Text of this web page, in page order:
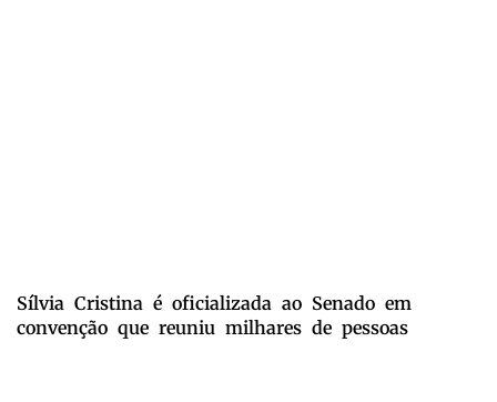
Sílvia Cristina é oficializada ao Senado em
convenção que reuniu milhares de pessoas